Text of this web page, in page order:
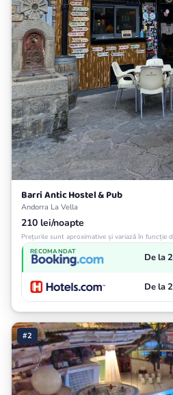
Barri Antic Hostel & Pub
Andorra La Vella
210 lei/noapte
Prețurile sunt aproximative și variază în funcție
RECOMANDAT De la
De la
#2